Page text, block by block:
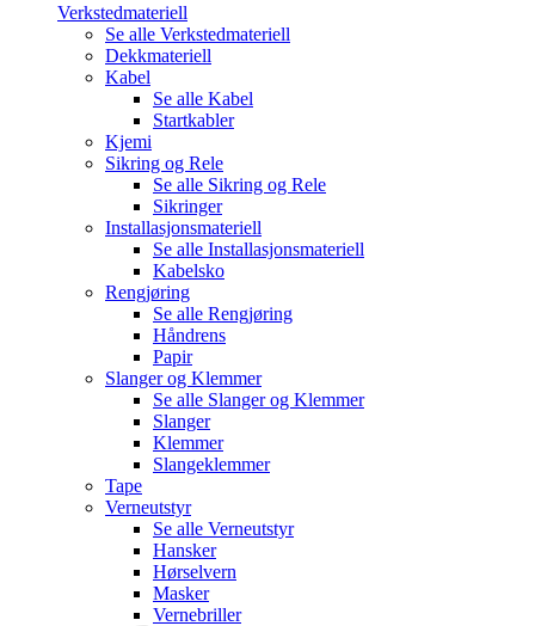
Verkstedmateriell
Se alle Verkstedmateriell
Dekkmateriell
Kabel
Se alle Kabel
Startkabler
Kjemi
Sikring og Rele
Se alle Sikring og Rele
Sikringer
Installasjonsmateriell
Se alle Installasjonsmateriell
Kabelsko
Rengjøring
Se alle Rengjøring
Håndrens
Papir
Slanger og Klemmer
Se alle Slanger og Klemmer
Slanger
Klemmer
Slangeklemmer
Tape
Verneutstyr
Se alle Verneutstyr
Hansker
Hørselvern
Masker
Vernebriller